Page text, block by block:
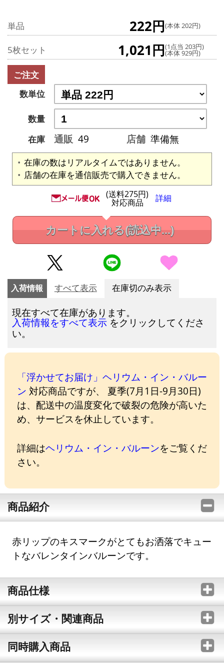
単品 222円(本体 202円)
5枚セット 1,021円(1点当 203円)
(本体 929円)
ご注文
数単位
数量
在庫
通販 49 店舗 準備無
在庫の数はリアルタイムではありません。
店舗の在庫を通信販売で購入できません。
(送料275円)
対応商品 詳細
カートに入れる(読込中...)
入荷情報 すべて表示 在庫切のみ表示
現在すべて在庫があります。
入荷情報をすべて表示 をクリックしてくださ
い。
「浮かせてお届け」ヘリウム・イン・バルー
ン 対応商品ですが、 夏季(7月1日-9月30日)
は、配送中の温度変化で破裂の危険が高いた
め、サービスを休止しています。
詳細はヘリウム・イン・バルーンをご覧くだ
さい。
商品紹介
赤リップのキスマークがとてもお洒落でキュー
トなバレンタインバルーンです。
商品仕様
別サイズ・関連商品
同時購入商品